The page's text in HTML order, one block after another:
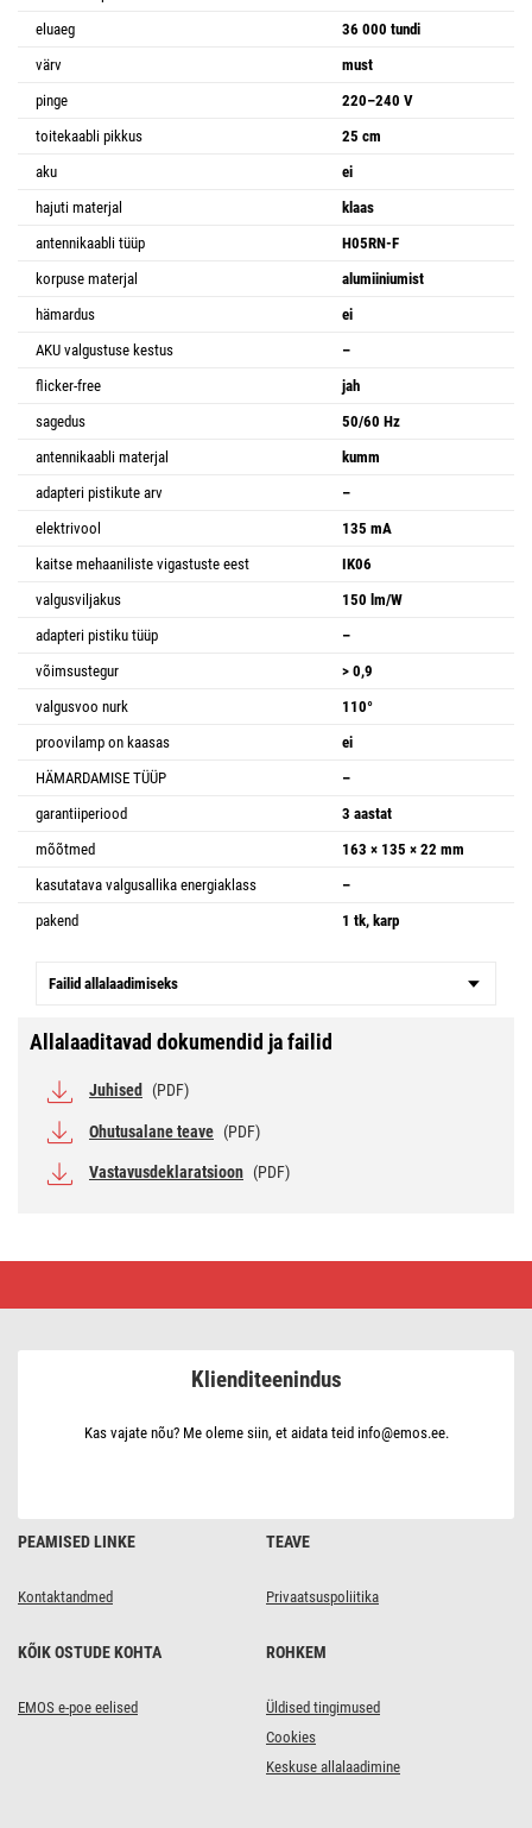
eluaeg
36 000 tundi
värv
must
pinge
220–240 V
toitekaabli pikkus
25 cm
aku
ei
hajuti materjal
klaas
antennikaabli tüüp
H05RN-F
korpuse materjal
alumiiniumist
hämardus
ei
AKU valgustuse kestus
–
flicker-free
jah
sagedus
50/60 Hz
antennikaabli materjal
kumm
adapteri pistikute arv
–
elektrivool
135 mA
kaitse mehaaniliste vigastuste eest
IK06
valgusviljakus
150 lm/W
adapteri pistiku tüüp
–
võimsustegur
> 0,9
valgusvoo nurk
110°
proovilamp on kaasas
ei
HÄMARDAMISE TÜÜP
–
garantiiperiood
3 aastat
mõõtmed
163 × 135 × 22 mm
kasutatava valgusallika energiaklass
–
pakend
1 tk, karp
Failid allalaadimiseks
Allalaaditavad dokumendid ja failid
Juhised (PDF)
Ohutusalane teave (PDF)
Vastavusdeklaratsioon (PDF)
PEAMISED LINKE
Kontaktandmed
TEAVE
Privaatsuspoliitika
KÕIK OSTUDE KOHTA
EMOS e-poe eelised
ROHKEM
Üldised tingimused
Cookies
Keskuse allalaadimine
Klienditeenindus
Kas vajate nõu? Me oleme siin, et aidata teid info@emos.ee.